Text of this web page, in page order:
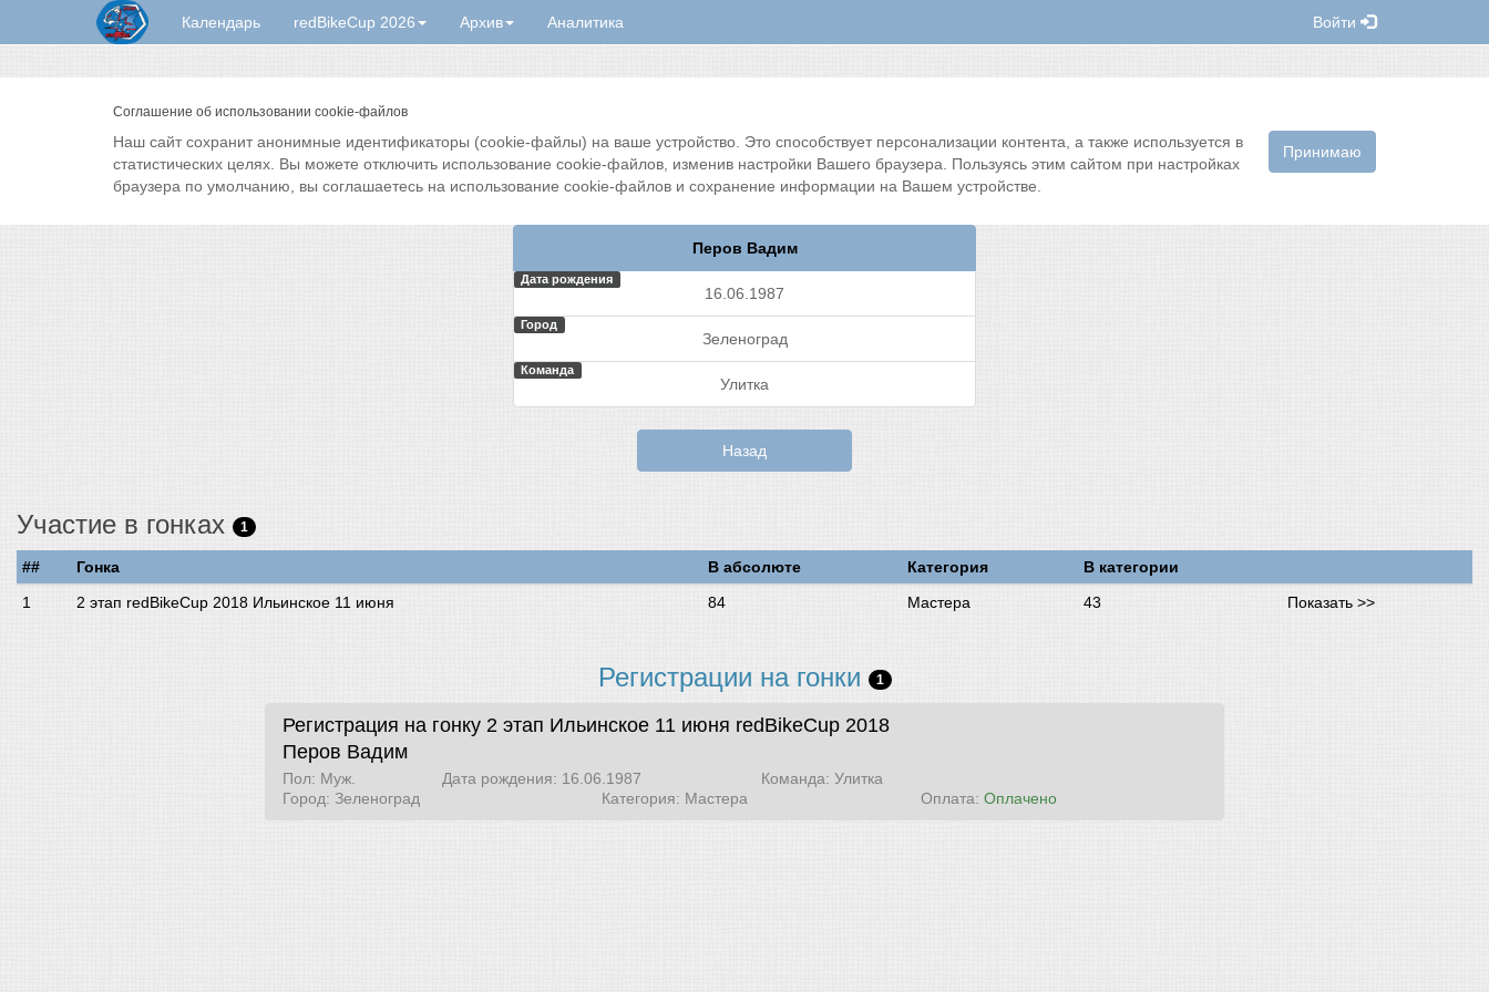
Календарь redBikeCup 2026 Архив Аналитика Войти
Соглашение об использовании cookie-файлов
Принимаю
Наш сайт сохранит анонимные идентификаторы (cookie-файлы) на ваше устройство. Это способствует персонализации контента, а также используется в
статистических целях. Вы можете отключить использование cookie-файлов, изменив настройки Вашего браузера. Пользуясь этим сайтом при настройках
браузера по умолчанию, вы соглашаетесь на использование cookie-файлов и сохранение информации на Вашем устройстве.
Перов Вадим
Дата рождения
16.06.1987
Город
Зеленоград
Команда
Улитка
Назад
Участие в гонках 1
## Гонка В абсолюте Категория
В категории
2 этап redBikeCup 2018 Ильинское 11 июня
84 Мастера 43 Показать >>
Регистрации на гонки 1
Регистрация на гонку 2 этап Ильинское 11 июня redBikeCup 2018
Перов Вадим
Пол: Муж. Дата рождения: 16.06.1987
Команда: Улитка
Город: Зеленоград
Категория: Мастера Оплата: Оплачено